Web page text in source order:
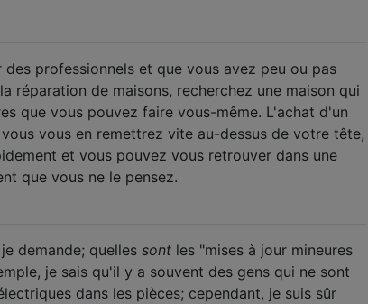
professionnels et que vous avez peu ou pas
réparation de maisons, recherchez une maison qui
que vous pouvez faire vous-même. L'achat d'un
vous en remettrez vite au-dessus de votre tête,
et vous pouvez vous retrouver dans une
que vous ne le pensez.
demande; quelles sont les "mises à jour mineures
je sais qu'il y a souvent des gens qui ne sont
dans les pièces; cependant, je suis sûr